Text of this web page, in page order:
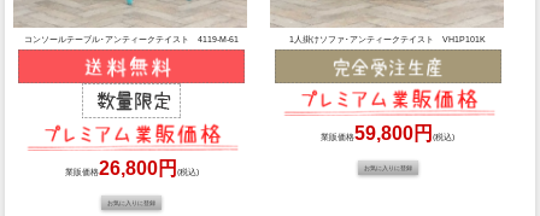
コンソールテーブル･アンティークテイスト 4119-M-61
業販価格26,800円 (税込)
1人掛けソファ･アンティークテイスト VH1P101K
業販価格59,800円(税込)